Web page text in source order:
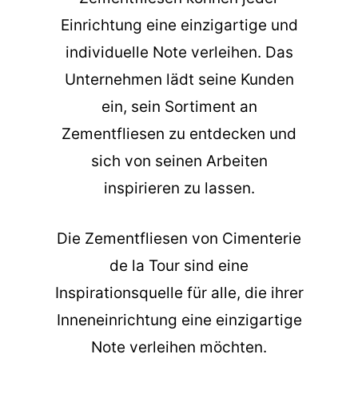
Einrichtung eine einzigartige und
individuelle Note verleihen. Das
Unternehmen lädt seine Kunden
ein, sein Sortiment an
Zementfliesen zu entdecken und
sich von seinen Arbeiten
inspirieren zu lassen.
Die Zementfliesen von Cimenterie
de la Tour sind eine
Inspirationsquelle für alle, die ihrer
Inneneinrichtung eine einzigartige
Note verleihen möchten.